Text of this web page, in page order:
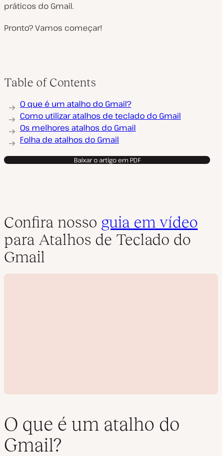
práticos do Gmail.
Pronto? Vamos começar!
Table of Contents
O que é um atalho do Gmail?
Como utilizar atalhos de teclado do Gmail
Os melhores atalhos do Gmail
Folha de atalhos do Gmail
Baixar o artigo em PDF
Confira nosso guia em vídeo
para Atalhos de Teclado do
Gmail
O que é um atalho do
Gmail?